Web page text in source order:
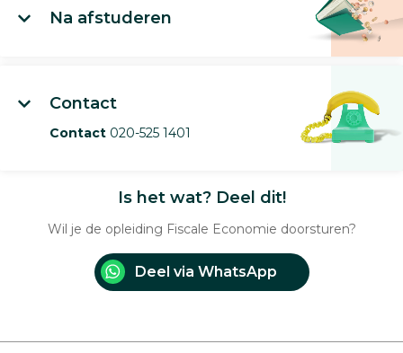
Na afstuderen
Contact
Contact 020-525 1401
Is het wat? Deel dit!
Wil je de opleiding Fiscale Economie doorsturen?
Deel via WhatsApp